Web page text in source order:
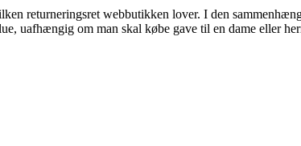
returneringsret webbutikken lover. I den
uafhængig om man skal købe gave til en dame eller